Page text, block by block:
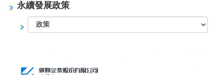
司
永續發展政策